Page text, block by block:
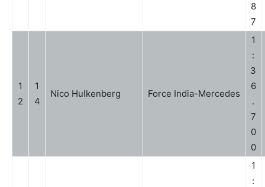
8
7
1
2
1
4
Nico Hulkenberg Force India-Mercedes
1
:
3
6
.
7
0
0
1
: